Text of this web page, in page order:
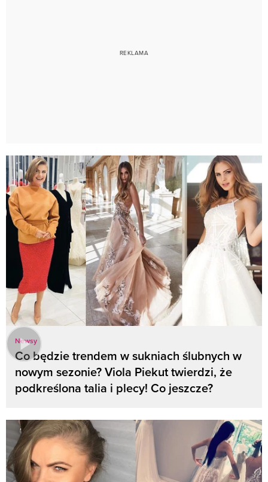
Newsy
Co będzie trendem w sukniach ślubnych w
nowym sezonie? Viola Piekut twierdzi, że
podkreślona talia i plecy! Co jeszcze?